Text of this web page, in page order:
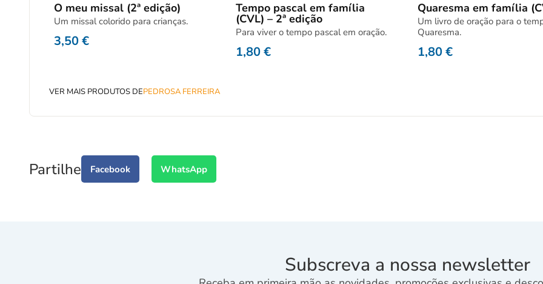
O meu missal (2ª edição)
Um missal colorido para crianças.
3,50€
Tempo pascal em família
(CVL) – 2ª edição
Para viver o tempo pascal em oração.
1,80€
Quaresma em família
Um livro de oração para o
Quaresma.
1,80€
VER MAIS PRODUTOS DEPEDROSA FERREIRA
Partilhe Facebook WhatsApp
Subscreva a nossa newsletter